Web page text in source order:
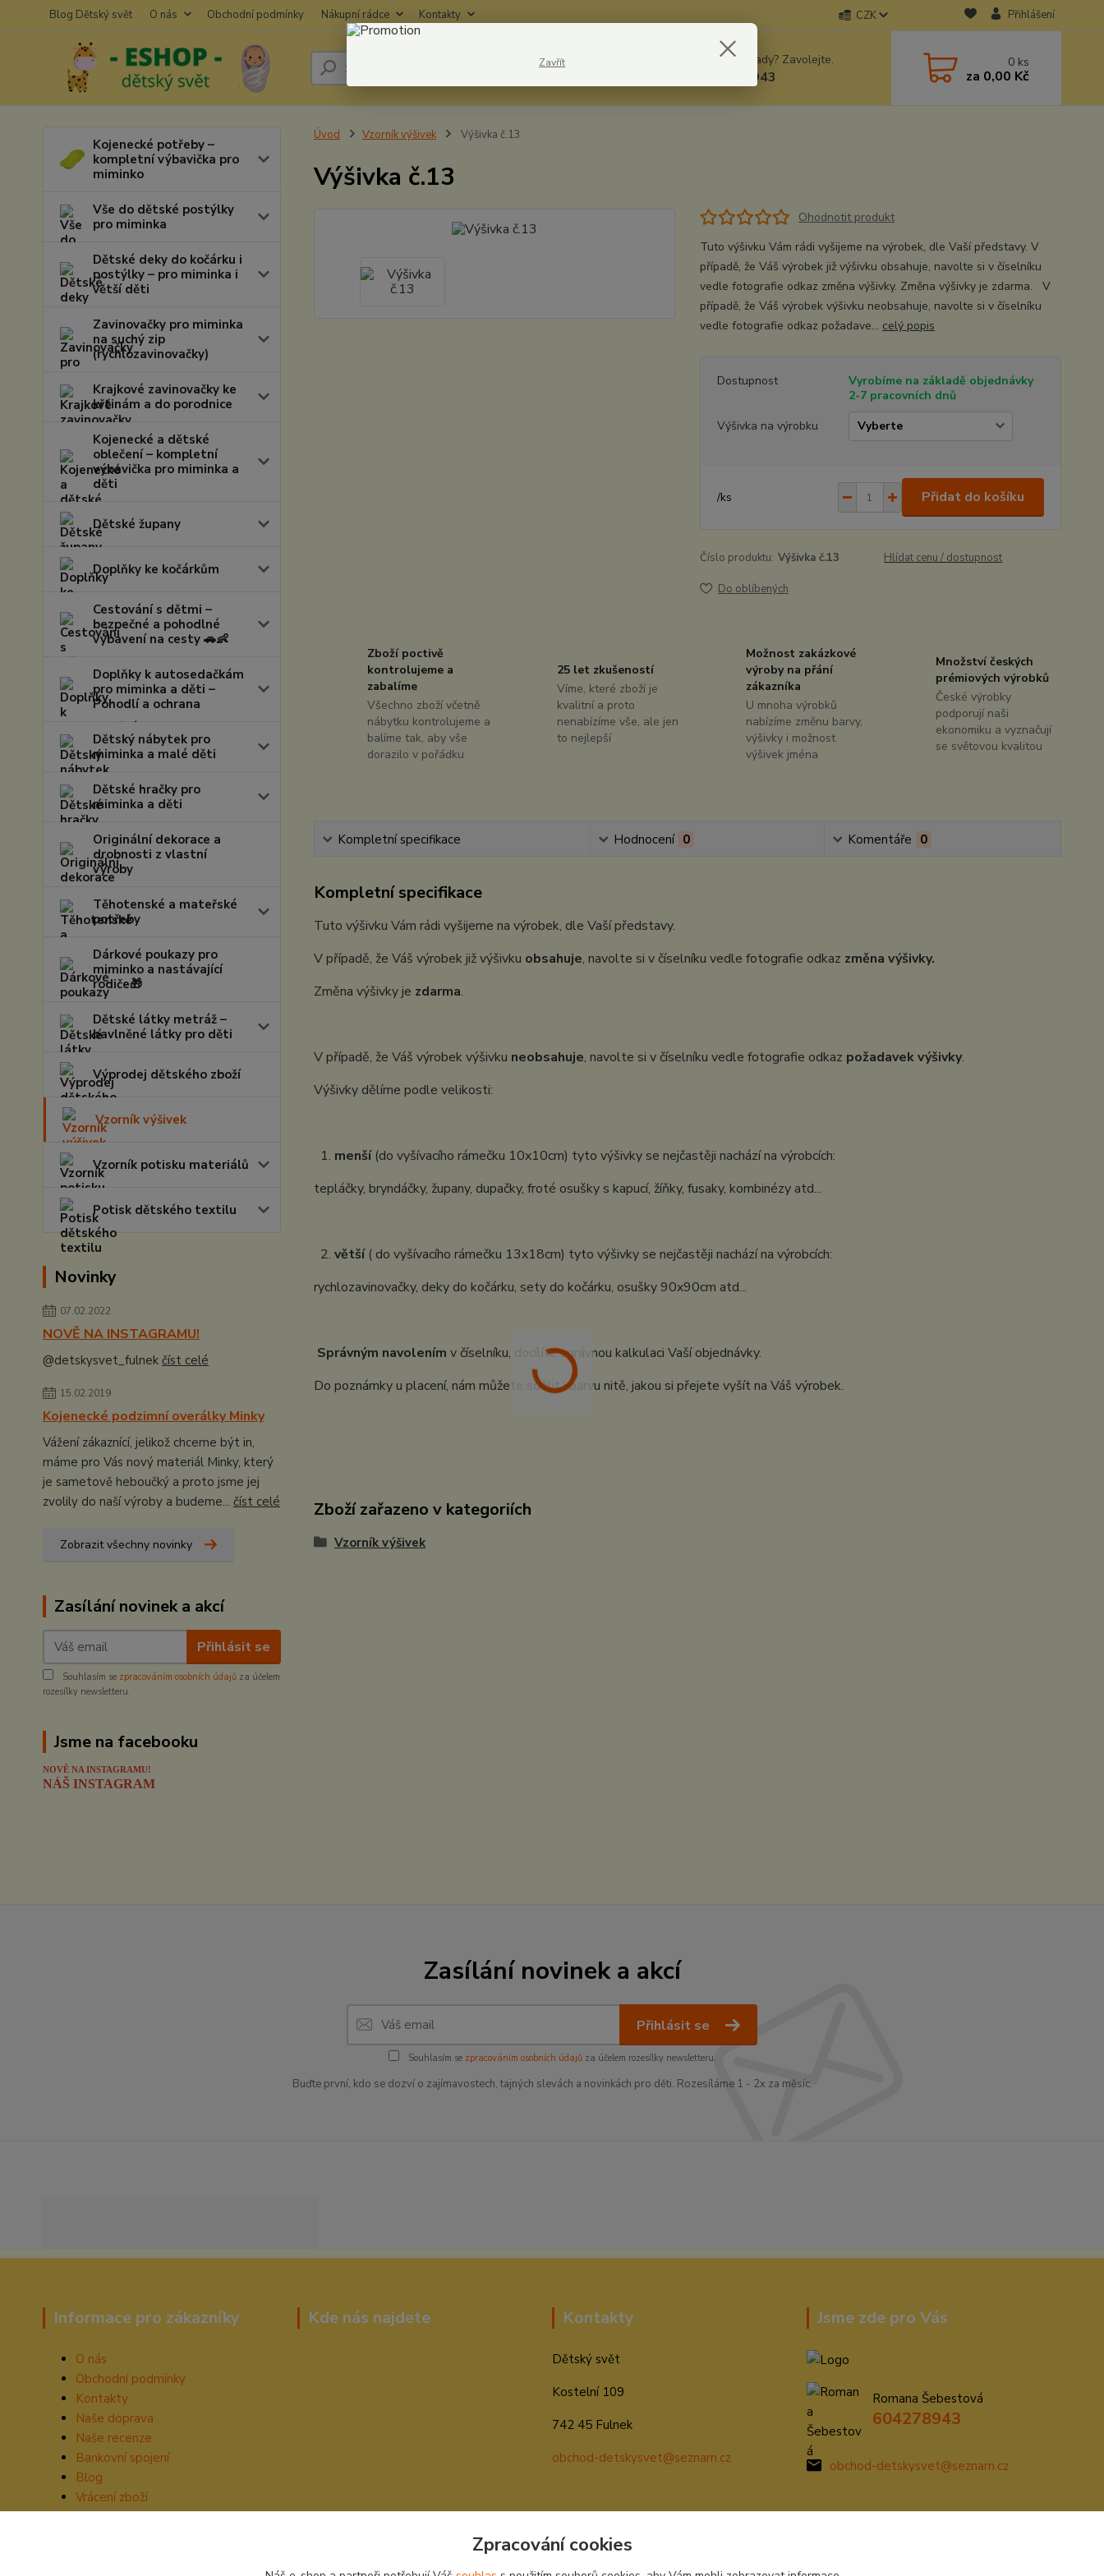
Blog Dětský svět O nás Obchodní podmínky Nákupní rádce Kontakty CZK Přihlášení
Hledat Nevíte si rady? Zavolejte.
604278943
0 ks
za 0,00 Kč
Kojenecké potřeby –
kompletní výbavička pro
miminko
Vše do dětské postýlky
pro miminka
Dětské deky do kočárku i
postýlky – pro miminka i
větší děti
Zavinovačky pro miminka
na suchý zip
(rychlozavinovačky)
Krajkové zavinovačky ke
křtinám a do porodnice
Kojenecké a dětské
oblečení – kompletní
výbavička pro miminka a
děti
Dětské župany
Doplňky ke kočárkům
Cestování s dětmi –
bezpečné a pohodlné
vybavení na cesty 🚗👶
Doplňky k autosedačkám
pro miminka a děti –
Pohodlí a ochrana
Dětský nábytek pro
miminka a malé děti
Dětské hračky pro
miminka a děti
Originální dekorace a
drobnosti z vlastní
výroby
Těhotenské a mateřské
potřeby
Dárkové poukazy pro
miminko a nastávající
rodiče🎁
Dětské látky metráž –
bavlněné látky pro děti
Výprodej dětského zboží
Vzorník výšivek
Vzorník potisku materiálů
Potisk dětského textilu
Novinky
07.02.2022
NOVĚ NA INSTAGRAMU!
@detskysvet_fulnek číst celé
15.02.2019
Kojenecké podzimní overálky Minky
Vážení zákaznící, jelikož chceme být in,
máme pro Vás nový materiál Minky, který
je sametově heboučký a proto jsme jej
zvolily do naší výroby a budeme... číst celé
Zobrazit všechny novinky
Zasílání novinek a akcí
Přihlásit se
Souhlasím se zpracováním osobních údajů za účelem
rozesílky newsletteru.
Jsme na facebooku
NOVĚ NA INSTAGRAMU!
NÁŠ INSTAGRAM
Úvod Vzorník výšivek Výšivka č.13
Výšivka č.13
Ohodnotit produkt
Tuto výšivku Vám rádi vyšijeme na výrobek, dle Vaší představy. V
případě, že Váš výrobek již výšivku obsahuje, navolte si v číselníku
vedle fotografie odkaz změna výšivky. Změna výšivky je zdarma. V
případě, že Váš výrobek výšivku neobsahuje, navolte si v číselníku
vedle fotografie odkaz požadave... celý popis
Dostupnost
Vyrobíme na základě objednávky
2-7 pracovních dnů
Výšivka na výrobku
/ks Přidat do košíku
Číslo produktu: Výšivka č.13 Hlídat cenu / dostupnost
Do oblíbených
Zboží poctivě
kontrolujeme a
zabalíme
Všechno zboží včetně
nábytku kontrolujeme a
balíme tak, aby vše
dorazilo v pořádku
25 let zkušeností
Víme, které zboží je
kvalitní a proto
nenabízíme vše, ale jen
to nejlepší
Možnost zakázkové
výroby na přání
zákazníka
U mnoha výrobků
nabízíme změnu barvy,
výšivky i možnost
výšivek jména
Množství českých
prémiových výrobků
České výrobky
podporují naši
ekonomiku a vyznačují
se světovou kvalitou
Kompletní specifikace Hodnocení 0 Komentáře 0
Kompletní specifikace
Tuto výšivku Vám rádi vyšijeme na výrobek, dle Vaší představy.
V případě, že Váš výrobek již výšivku obsahuje, navolte si v číselníku vedle fotografie odkaz změna výšivky.
Změna výšivky je zdarma.
V případě, že Váš výrobek výšivku neobsahuje, navolte si v číselníku vedle fotografie odkaz požadavek výšivky.
Výšivky dělíme podle velikosti:
1. menší(do vyšívacího rámečku 10x10cm) tyto výšivky se nejčastěji nachází na výrobcích:
tepláčky, bryndáčky, župany, dupačky, froté osušky s kapucí, žíňky, fusaky, kombinézy atd...
2. větší( do vyšívacího rámečku 13x18cm) tyto výšivky se nejčastěji nachází na výrobcích:
rychlozavinovačky, deky do kočárku, sety do kočárku, osušky 90x90cm atd...
Správným navolením v číselníku, docílíte správnou kalkulaci Vaší objednávky.
Do poznámky u placení, nám můžete sdělit i barvu nitě, jakou si přejete vyšít na Váš výrobek.
Zboží zařazeno v kategoriích
Vzorník výšivek
Zasílání novinek a akcí
Přihlásit se
Souhlasím se zpracováním osobních údajůza účelem rozesílky newsletteru.
Buďte první, kdo se dozví o zajímavostech, tajných slevách a novinkách pro děti. Rozesíláme 1 - 2x za měsíc.
Informace pro zákazníky
O nás
Obchodní podmínky
Kontakty
Naše doprava
Naše recenze
Bankovní spojení
Blog
Vrácení zboží
Kde nás najdete Kontakty
Dětský svět
Kostelní 109
742 45 Fulnek
obchod-detskysvet@seznam.cz
Jsme zde pro Vás
Romana Šebestová
604278943
obchod-detskysvet@seznam.cz
Zavřít
Zpracování cookies